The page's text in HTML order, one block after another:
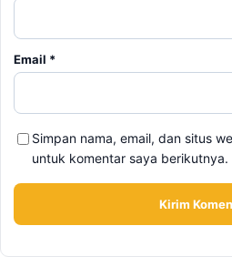
Email *
Simpan nama, email, dan situs
untuk komentar saya berikutnya.